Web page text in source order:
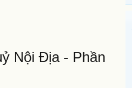
Nội Địa - Phần